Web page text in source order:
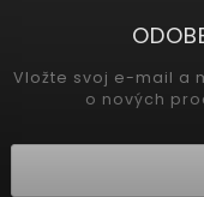
Vložte svoj e-mail a
o nových